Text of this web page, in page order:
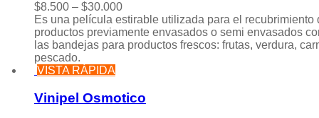
$8.500 – $30.000
Es una película estirable utilizada para el recubrimiento
productos previamente envasados o semi envasados
las bandejas para productos frescos: frutas, verdura,
pescado.
VISTA RÁPIDA
Vinipel Osmotico